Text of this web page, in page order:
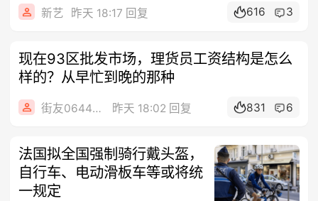
新艺 昨天 18:17 回复 616 3
现在93区批发市场，理货员工资结构是怎么
样的？从早忙到晚的那种
街友06445100 昨天 18:02 回复 831 6
法国拟全国强制骑行戴头盔，
自行车、电动滑板车等或将统
一规定